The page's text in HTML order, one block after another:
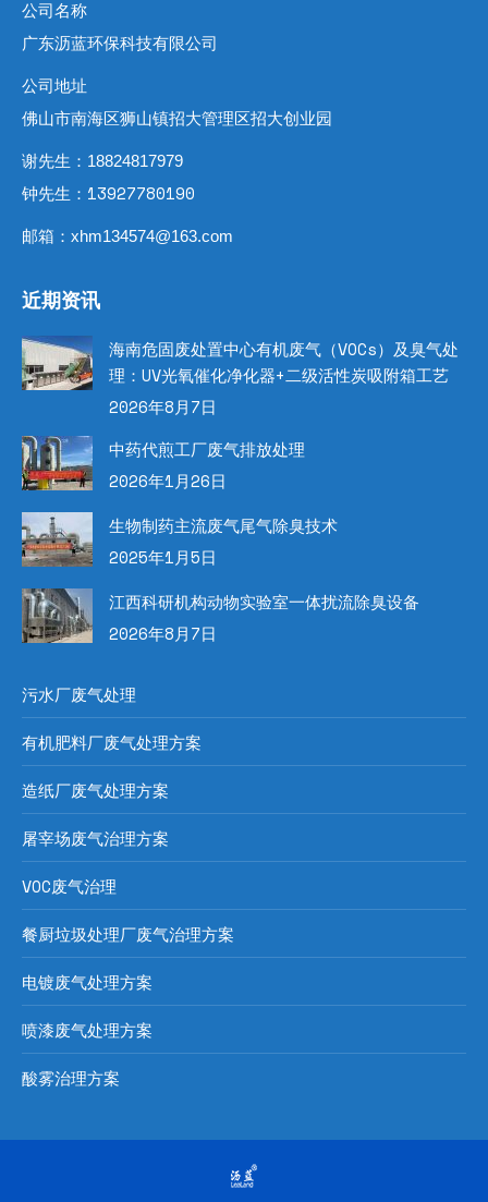
公司名称
广东沥蓝环保科技有限公司
公司地址
佛山市南海区狮山镇招大管理区招大创业园
谢先生：18824817979
钟先生：13927780190
邮箱：xhm134574@163.com
近期资讯
海南危固废处置中心有机废气（VOCs）及臭气处
理：UV光氧催化净化器+二级活性炭吸附箱工艺
2026年8月7日
中药代煎工厂废气排放处理
2026年1月26日
生物制药主流废气尾气除臭技术
2025年1月5日
江西科研机构动物实验室一体扰流除臭设备
2026年8月7日
污水厂废气处理
有机肥料厂废气处理方案
造纸厂废气处理方案
屠宰场废气治理方案
VOC废气治理
餐厨垃圾处理厂废气治理方案
电镀废气处理方案
喷漆废气处理方案
酸雾治理方案